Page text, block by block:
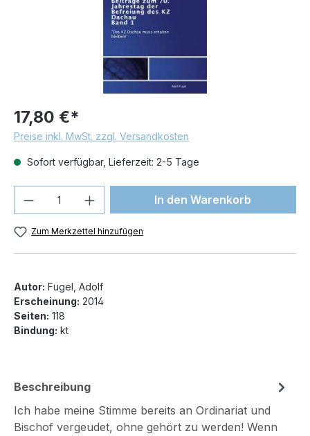
17,80 €*
Preise inkl. MwSt. zzgl. Versandkosten
Sofort verfügbar, Lieferzeit: 2-5 Tage
Produkt Anzahl: Gib denIn den Warenkorb
Zum Merkzettel hinzufügen
Autor: Fugel, Adolf
Erscheinung: 2014
Seiten: 118
Bindung: kt
Beschreibung
Ich habe meine Stimme bereits an Ordinariat und
Bischof vergeudet, ohne gehört zu werden! Wenn